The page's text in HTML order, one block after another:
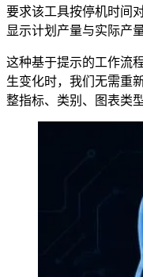
要求该工具按停机时间
显示计划产量与实际产
这种基于提示的工作流
生变化时，我们无需重
整指标、类别、图表类